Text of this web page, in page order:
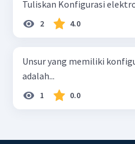
2 4.0
Unsur yang memiliki
adalah...
1 0.0